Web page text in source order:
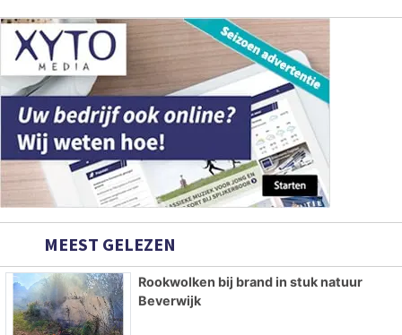
MEEST GELEZEN
Rookwolken bij brand in stuk natuur
Beverwijk